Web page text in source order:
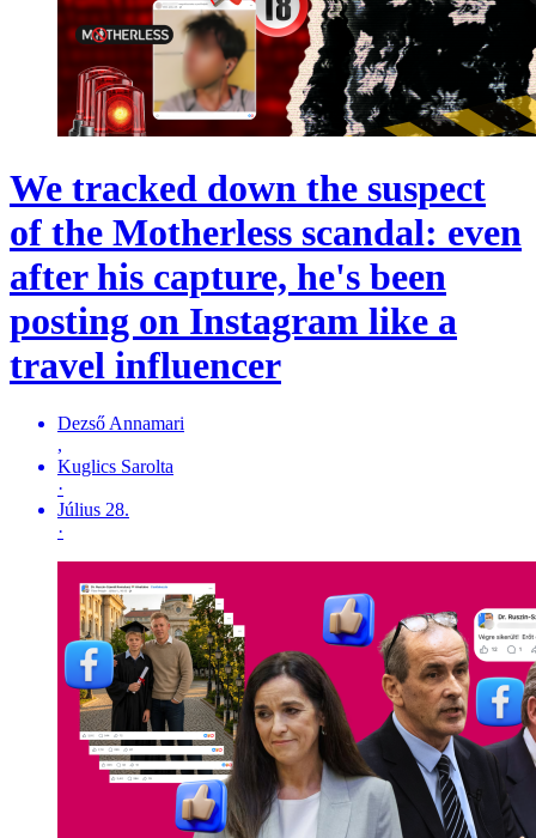
We tracked down the suspect
of the Motherless scandal: even
after his capture, he's been
posting on Instagram like a
travel influencer
Dezső Annamari
,
Kuglics Sarolta
·
Július 28.
·